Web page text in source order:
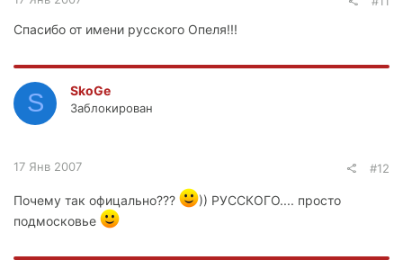
Спасибо от имени русского Опеля!!!
S SkoGe
Заблокирован
17 Янв 2007 #12
Почему так офицально???
)) РУССКОГО.... просто
подмосковье